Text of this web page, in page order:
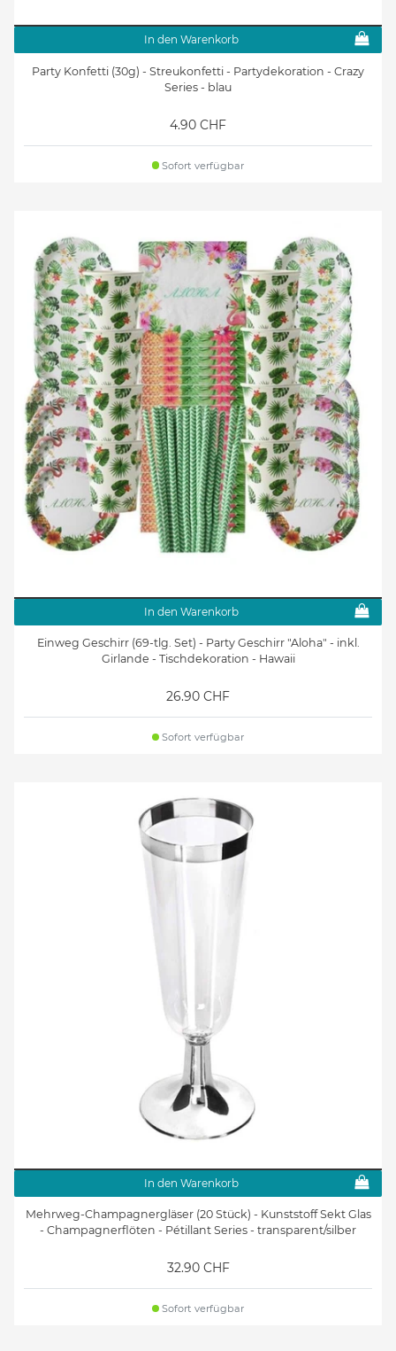
In den Warenkorb
Party Konfetti (30g) - Streukonfetti - Partydekoration - Crazy
Series - blau
4.90 CHF
Sofort verfügbar
In den Warenkorb
Einweg Geschirr (69-tlg. Set) - Party Geschirr "Aloha" - inkl.
Girlande - Tischdekoration - Hawaii
26.90 CHF
Sofort verfügbar
In den Warenkorb
Mehrweg-Champagnergläser (20 Stück) - Kunststoff Sekt Glas
- Champagnerflöten - Pétillant Series - transparent/silber
32.90 CHF
Sofort verfügbar